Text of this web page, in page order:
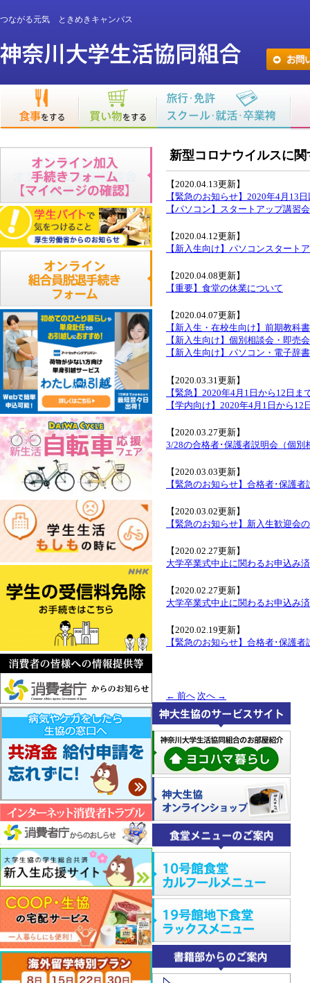
つながる元気 ときめきキャンパス
新型コロナウイルスに
【2020.04.13更新】
【緊急のお知らせ】2020年4月13
【パソコン】スタートアップ講習
【2020.04.12更新】
【新入生向け】パソコンスタート
【2020.04.08更新】
【重要】食堂の休業について
【2020.04.07更新】
【新入生・在校生向け】前期教科
【新入生向け】個別相談会・即売
【新入生向け】パソコン・電子辞
【2020.03.31更新】
【緊急】2020年4月1日から12日ま
【学内向け】2020年4月1日から12
【2020.03.27更新】
3/28の合格者･保護者説明会（個別
【2020.03.03更新】
【緊急のお知らせ】合格者･保護
【2020.03.02更新】
【緊急のお知らせ】新入生歓迎会
【2020.02.27更新】
大学卒業式中止に関わるお申込み
【2020.02.27更新】
大学卒業式中止に関わるお申込み
【2020.02.19更新】
【緊急のお知らせ】合格者･保護
← 前へ 次へ →